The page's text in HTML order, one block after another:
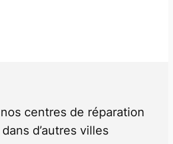
centres de réparation
d’autres villes